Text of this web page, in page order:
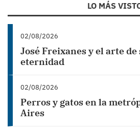
LO MÁS
02/08/2026
José Freixanes y el arte
eternidad
02/08/2026
Perros y gatos en la
Aires